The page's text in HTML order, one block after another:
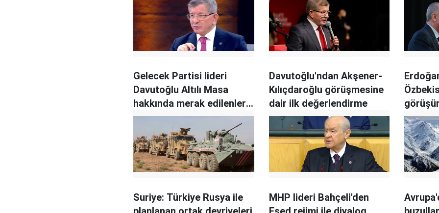
Gelecek Partisi lideri
Davutoğlu Altılı Masa
hakkında merak edilenleri
anlattı
Davutoğlu'ndan Akşener-
Kılıçdaroğlu görüşmesine
dair ilk değerlendirme
Suriye: Türkiye Rusya ile
MHP lideri Bahçeli'den